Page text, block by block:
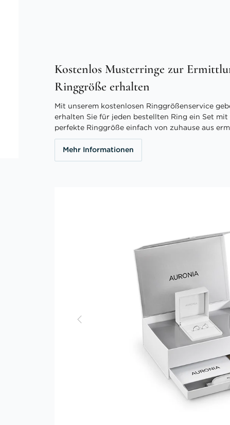
Kostenlos Musterringe zur
Ringgröße erhalten
Mit unserem kostenlosen Ringgrößenservice
erhalten Sie für jeden bestellten Ring ein Set
perfekte Ringgröße einfach von zuhause aus
Mehr Informationen